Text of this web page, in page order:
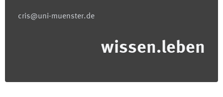
cris@uni-muenster.de
wissen.leben